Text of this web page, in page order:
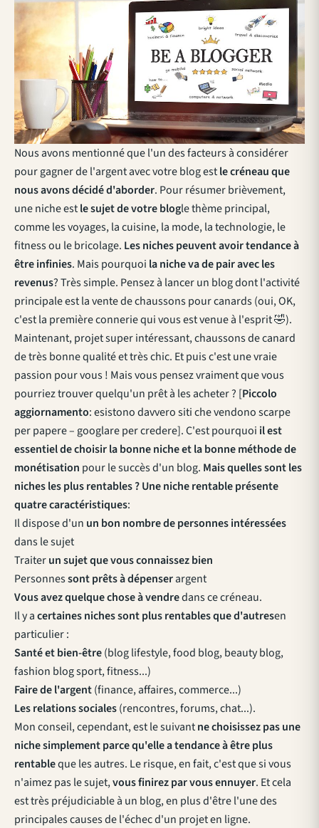
Nous avons mentionné que l'un des facteurs à considérer
pour gagner de l'argent avec votre blog estle créneau que
nous avons décidé d'aborder. Pour résumer brièvement,
une niche estle sujet de votre blogle thème principal,
comme les voyages, la cuisine, la mode, la technologie, le
fitness ou le bricolage. Les niches peuvent avoir tendance à
être infinies. Mais pourquoi la niche va de pair avec les
revenus? Très simple. Pensez à lancer un blog dont l'activité
principale est la vente de chaussons pour canards (oui, OK,
c'est la première connerie qui vous est venue à l'esprit 🤣).
Maintenant, projet super intéressant, chaussons de canard
de très bonne qualité et très chic. Et puis c'est une vraie
passion pour vous ! Mais vous pensez vraiment que vous
pourriez trouver quelqu'un prêt à les acheter ? [Piccolo
aggiornamento: esistono davvero siti che vendono scarpe
per papere – googlare per credere]. C'est pourquoi il est
essentiel de choisir la bonne niche et la bonne méthode de
monétisation pour le succès d'un blog. Mais quelles sont les
niches les plus rentables ?Une niche rentable présente
quatre caractéristiques:
Il dispose d'un un bon nombre de personnes intéressées
dans le sujet
Traiterun sujet que vous connaissez bien
Personnessont prêts à dépenserargent
Vous avez quelque chose à vendredans ce créneau.
Il y acertaines niches sont plus rentables que d'autresen
particulier :
Santé et bien-être(blog lifestyle, food blog, beauty blog,
fashion blog sport, fitness...)
Faire de l'argent(finance, affaires, commerce...)
Les relations sociales(rencontres, forums, chat...).
Mon conseil, cependant, est le suivantne choisissez pas une
niche simplement parce qu'elle a tendance à être plus
rentableque les autres. Le risque, en fait, c'est que si vous
n'aimez pas le sujet,vous finirez par vous ennuyer. Et cela
est très préjudiciable à un blog, en plus d'être l'une des
principales causes de l'échec d'un projet en ligne.